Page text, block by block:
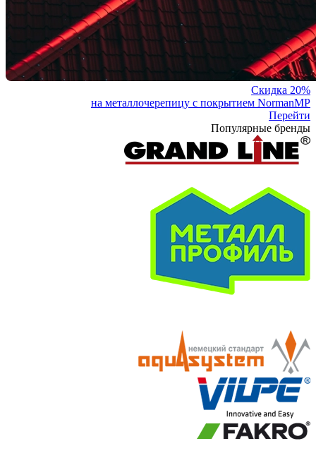
Скидка 20%
на металлочерепицу с покрытием NormanMP
Перейти
Популярные бренды